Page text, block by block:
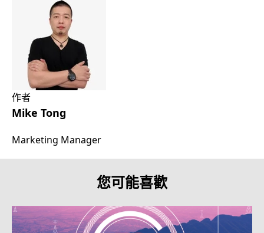
作者
Mike Tong
Marketing Manager
您可能喜歡